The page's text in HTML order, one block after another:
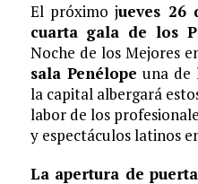
El próximo jueves 26
cuarta gala de los
Noche de los Mejores
sala Penélope una de
la capital albergará
labor de los
y espectáculos latinos
La apertura de